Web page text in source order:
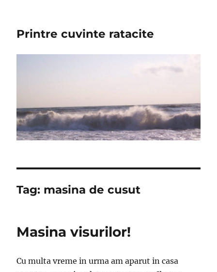
Printre cuvinte ratacite
Tag: masina de cusut
Masina visurilor!
Cu multa vreme in urma am aparut in casa